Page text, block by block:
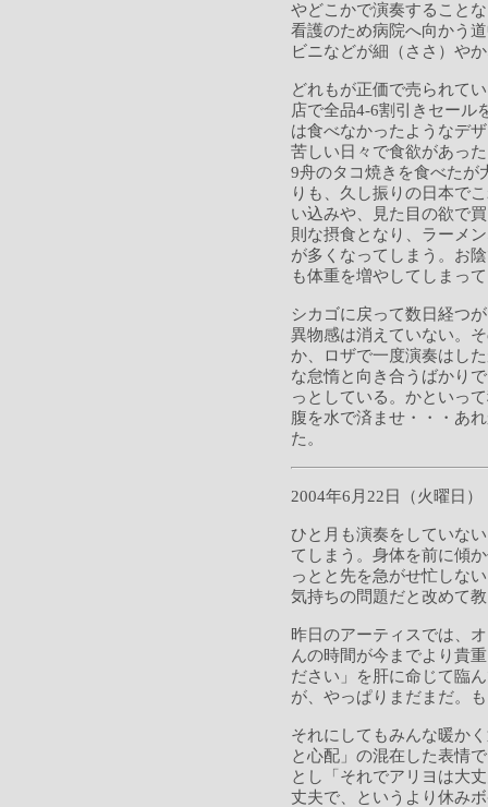
やどこかで演奏すること
看護のため病院へ向かう
ビニなどが細（ささ）や
どれもが正価で売られて
店で全品4-6割引きセール
は食べなかったようなデ
苦しい日々で食欲があっ
9舟のタコ焼きを食べたが
りも、久し振りの日本で
い込みや、見た目の欲で
則な摂食となり、ラーメ
が多くなってしまう。お
も体重を増やしてしまっ
シカゴに戻って数日経つ
異物感は消えていない。
か、ロザで一度演奏はし
な怠惰と向き合うばかり
っとしている。かといっ
腹を水で済ませ・・・あ
た。
2004年6月22日（火曜日）
ひと月も演奏をしていな
てしまう。身体を前に傾
っとと先を急がせ忙しな
気持ちの問題だと改めて
昨日のアーティスでは、
んの時間が今までより貴
ださい」を肝に命じて臨
が、やっぱりまだまだ。
それにしてもみんな暖か
と心配」の混在した表情
とし「それでアリヨは大
丈夫で、というより休み